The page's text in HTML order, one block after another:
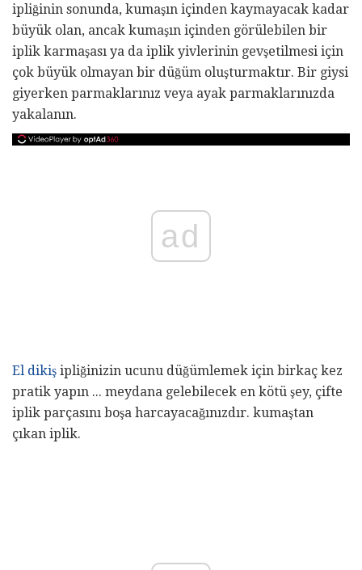
ipliğinin sonunda, kumaşın içinden kaymayacak kadar
büyük olan, ancak kumaşın içinden görülebilen bir
iplik karmaşası ya da iplik yivlerinin gevşetilmesi için
çok büyük olmayan bir düğüm oluşturmaktır. Bir giysi
giyerken parmaklarınız veya ayak parmaklarınızda
yakalanın.
ad
El dikiş ipliğinizin ucunu düğümlemek için birkaç kez
pratik yapın ... meydana gelebilecek en kötü şey, çifte
iplik parçasını boşa harcayacağınızdır. kumaştan
çıkan iplik.